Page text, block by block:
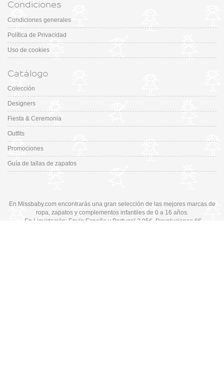
Condiciones
Condiciones generales
Política de Privacidad
Uso de cookies
Catálogo
Colección
Designers
Fiesta & Ceremonia
Outfits
Promociones
Guía de tallas de zapatos
En Missbaby.com encontrarás una gran selección de las mejores marcas de
ropa, zapatos y complementos infantiles de 0 a 16 años.
En Liquidación: Envío España y Portugal 3,95€, Devoluciones 6€